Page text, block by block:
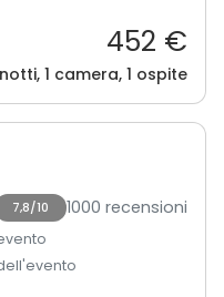
452 €
1 camera, 1 ospite
7,8/10 1000 recensioni